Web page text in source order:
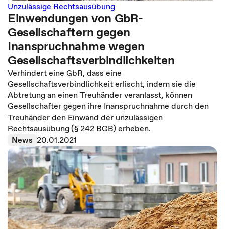
Unzulässige Rechtsausübung
Einwendungen von GbR-
Gesellschaftern gegen
Inanspruchnahme wegen
Gesellschaftsverbindlichkeiten
Verhindert eine GbR, dass eine
Gesellschaftsverbindlichkeit erlischt, indem sie die
Abtretung an einen Treuhänder veranlasst, können
Gesellschafter gegen ihre Inanspruchnahme durch den
Treuhänder den Einwand der unzulässigen
Rechtsausübung (§ 242 BGB) erheben.
News 20.01.2021